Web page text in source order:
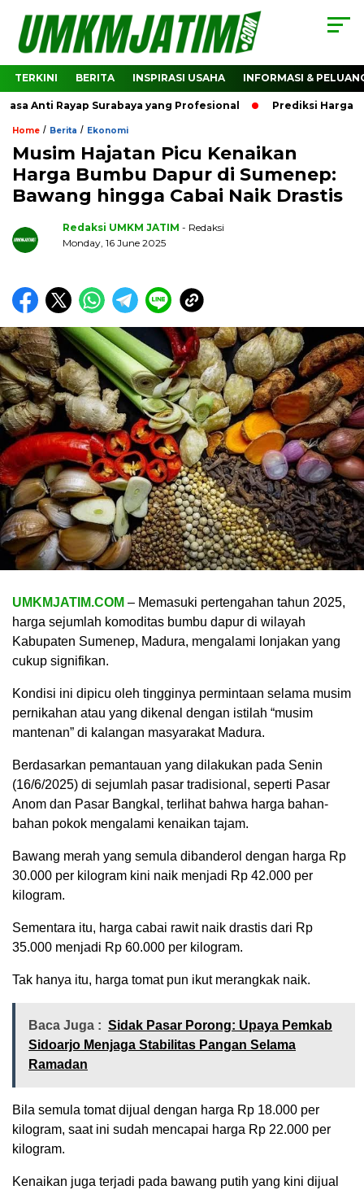
TERKINI BERITA INSPIRASI USAHA INFORMASI &
Rayap Surabaya yang Profesional Prediksi Harga
Home / Berita / Ekonomi
Musim Hajatan Picu Kenaikan
Harga Bumbu Dapur di Sumenep:
Bawang hingga Cabai Naik Drastis
Redaksi UMKM JATIM - Redaksi
Monday, 16 June 2025
UMKMJATIM.COM – Memasuki pertengahan tahun 2025,
harga sejumlah komoditas bumbu dapur di wilayah
Kabupaten Sumenep, Madura, mengalami lonjakan yang
cukup signifikan.
Kondisi ini dipicu oleh tingginya permintaan selama musim
pernikahan atau yang dikenal dengan istilah “musim
mantenan” di kalangan masyarakat Madura.
Berdasarkan pemantauan yang dilakukan pada Senin
(16/6/2025) di sejumlah pasar tradisional, seperti Pasar
Anom dan Pasar Bangkal, terlihat bahwa harga bahan-
bahan pokok mengalami kenaikan tajam.
Bawang merah yang semula dibanderol dengan harga Rp
30.000 per kilogram kini naik menjadi Rp 42.000 per
kilogram.
Sementara itu, harga cabai rawit naik drastis dari Rp
35.000 menjadi Rp 60.000 per kilogram.
Tak hanya itu, harga tomat pun ikut merangkak naik.
Baca Juga : Sidak Pasar Porong: Upaya Pemkab
Sidoarjo Menjaga Stabilitas Pangan Selama
Ramadan
Bila semula tomat dijual dengan harga Rp 18.000 per
kilogram, saat ini sudah mencapai harga Rp 22.000 per
kilogram.
Kenaikan juga terjadi pada bawang putih yang kini dijual